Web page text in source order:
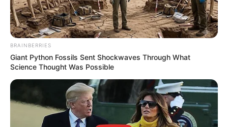
BRAINBERRIES
Giant Python Fossils Sent Shockwaves Through What
Science Thought Was Possible